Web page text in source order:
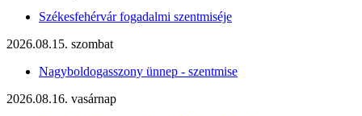
Székesfehérvár fogadalmi szentmiséje
2026.08.15. szombat
Nagyboldogasszony ünnep - szentmise
2026.08.16. vasárnap